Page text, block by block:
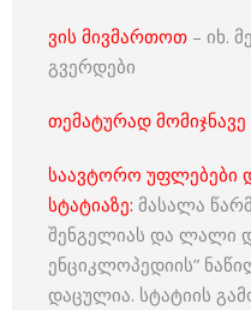
ვის მივმართოთ – იხ.
გვერდები
თემატურად მომიჯნავე
საავტორო უფლებები
სტატიაზე: მასალა
შენგელიას და ლალი
ენციკლოპედიის”
დაცულია. სტატიის